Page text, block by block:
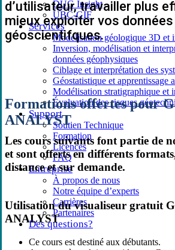
DUG Insight
UBC-GIF
Services
Modélisation géologique 3D et
Inversion, modélisation et
données géophysiques
Ciblage et interprétation des
Géostatistique et apprentissage
Modélisation stratigraphique et
Évaluation des risques
Support
Soutien Technique
Formation
Licences
FAQ
Entreprise
À propos de nous
Notre équipe d’experts
Carrières
Partenaires
Des questions?
d’utilisateur, travailler plus
mieux exploiter vos données
géoscientifques.
Formations offertes pour
ANALYST
Les cours suivants font partie de
et sont offerts en différents
distance et sur demande.
Utilisation du visualiseur gratuit
ANALYST
Ce cours est destiné aux débutants.